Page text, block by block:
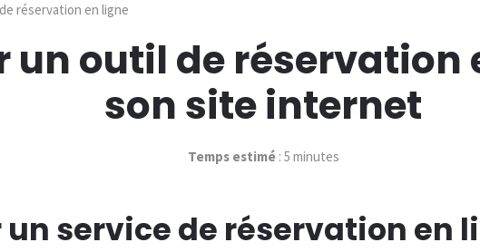
réservation en ligne
un outil de réservation
son site internet
Temps estimé: 5 minutes
service de réservation en